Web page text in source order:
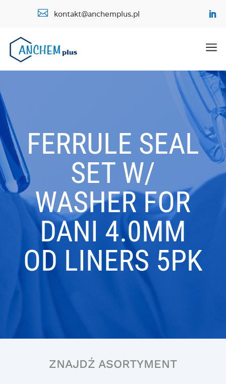
 kontakt@anchemplus.pl
a
FERRULE SEAL
SET W/
WASHER FOR
DANI 4.0MM
OD LINERS 5PK
ZNAJDŹ ASORTYMENT